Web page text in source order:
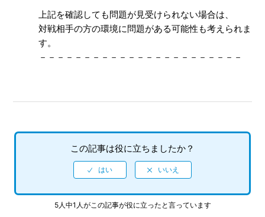
上記を確認しても問題が見受けられない場合は、
対戦相手の方の環境に問題がある可能性も考えられま
す。
－－－－－－－－－－－－－－－－－－－－－－－
この記事は役に立ちましたか？
5人中1人がこの記事が役に立ったと言っています